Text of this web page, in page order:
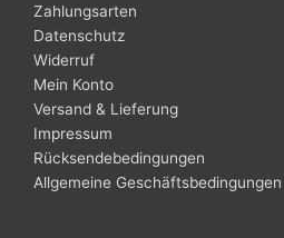
Zahlungsarten
Datenschutz
Widerruf
Mein Konto
Versand & Lieferung
Impressum
Rücksendebedingungen
Allgemeine Geschäftsbedingungen